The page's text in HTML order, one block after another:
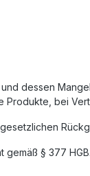
dessen
bei
gemäß § 377